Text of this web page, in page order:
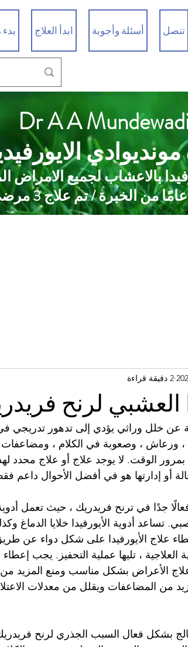
ابدأ العلاج أسئلة وأجوبة تنصل
Dr A A
بالاعشاب لجميع الامراض
العشبي لرنح
2 دقيقة قراءة
عن خلل وراثي يؤدي إلى تدهور تدريجي
ورعاش ، وصعوبة في الكلام ،
بمرور الوقت. لا يوجد علاج أو علاج محدد
أو إدارتها هو في أفضل الأحوال داعم
فعالًا جدًا في ترنح فريدريك ، حيث تعمل
تساعد أدوية الأيورفيدا خلايا الدماغ
علاج الأيورفيدا على شكل دواء عن طريق
، تليها عملية التحفيز. يجب إعطاء
علاج الأعراض بشكل مناسب ومنع المزيد
من المضاعفات ويقلل من معدلات
يعالج بشكل فعال السبب الجذري لرنح